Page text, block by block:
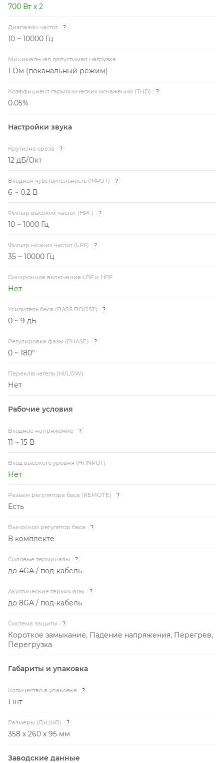
700 Вт x 2
Диапазон частот ?
10 ~ 10000 Гц
Минимальная допустимая нагрузка
1 Ом (поканальный режим)
Коэффициент гармонических искажений (THD) ?
0.05%
Настройки звука
Крутизна среза ?
12 дБ/Окт
Входная чувствительность (INPUT) ?
6 ~ 0.2 В
Фильтр высоких частот (HPF) ?
10 ~ 1000 Гц
Фильтр низких частот (LPF) ?
35 ~ 10000 Гц
Синхронное включение LPF и HPF
Нет
Усилитель баса (BASS BOOST) ?
0 ~ 9 дБ
Регулировка фазы (PHASE) ?
0 ~ 180°
Переключатель (HI/LOW)
Нет
Рабочие условия
Входное напряжение ?
11 ~ 15 В
Вход высокого уровня (HI INPUT)
Нет
Разъем регулятора баса (REMOTE) ?
Есть
Выносной регулятор баса ?
В комплекте
Силовые терминалы ?
до 4GA / под-кабель
Акустические терминалы ?
до 8GA / под-кабель
Система защиты ?
Короткое замыкание, Падение напряжения, Перегрев,
Перегрузка
Габариты и упаковка
Количество в упаковке ?
1 шт
Размеры (ДxШxВ) ?
358 х 260 х 95 мм
Заводские данные